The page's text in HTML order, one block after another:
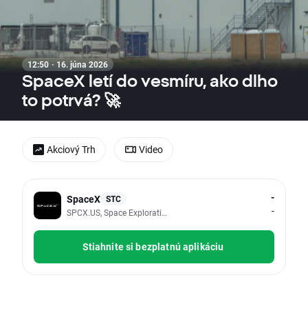
12:50 · 16. júna 2026
SpaceX letí do vesmíru, ako dlho
to potrvá? 🚀
SpaceX STC
SPCX.US, Space Exploration Technologies Corp
-
-
Stiahnite si bezplatnú aplikáciu
Akciový Trh Video